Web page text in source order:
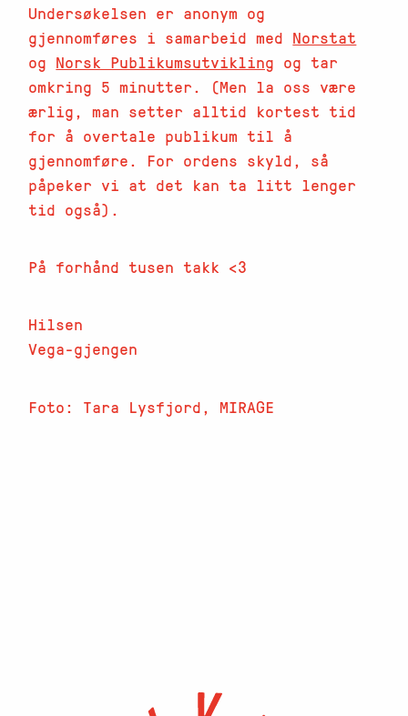
Undersøkelsen er anonym og
gjennomføres i samarbeid med Norstat
og Norsk Publikumsutvikling og tar
omkring 5 minutter. (Men la oss være
ærlig, man setter alltid kortest tid
for å overtale publikum til å
gjennomføre. For ordens skyld, så
påpeker vi at det kan ta litt lenger
tid også).
På forhånd tusen takk <3
Hilsen
Vega-gjengen
Foto: Tara Lysfjord, MIRAGE